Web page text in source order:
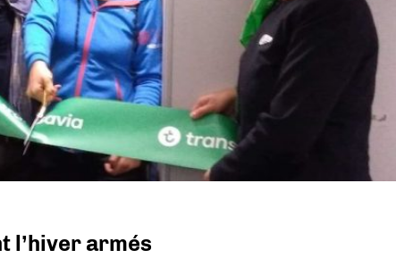
l’hiver armés